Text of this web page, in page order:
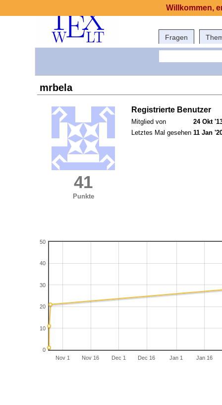
Fragen
mrbela
41
Punkte
Registrierte Benutzer
Mitglied von
24 Okt
Letztes Mal gesehen 11 Jan
Nov 1 Nov 16 Dec 1 Dec 16 Jan 1 Jan 16
0
10
20
30
40
50
Willkommen,